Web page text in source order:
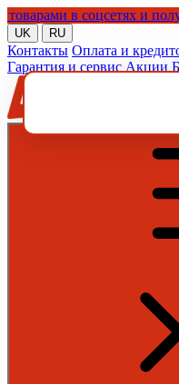
в соцсетях и
UK RU
Контакты Оплата и
Гарантия и сервис Акции